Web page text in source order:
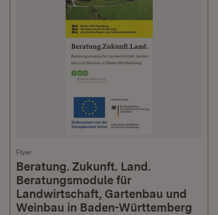
Flyer
Beratung. Zukunft. Land.
Beratungsmodule für
Landwirtschaft, Gartenbau und
Weinbau in Baden-Württemberg